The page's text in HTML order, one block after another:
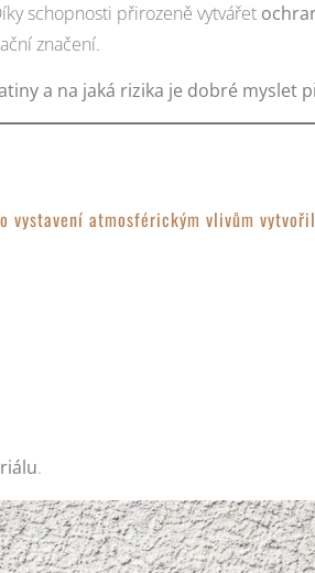
schopnosti přirozeně vytvářet
značení.
a na jaká rizika je dobré myslet
vystavení atmosférickým vlivům
.